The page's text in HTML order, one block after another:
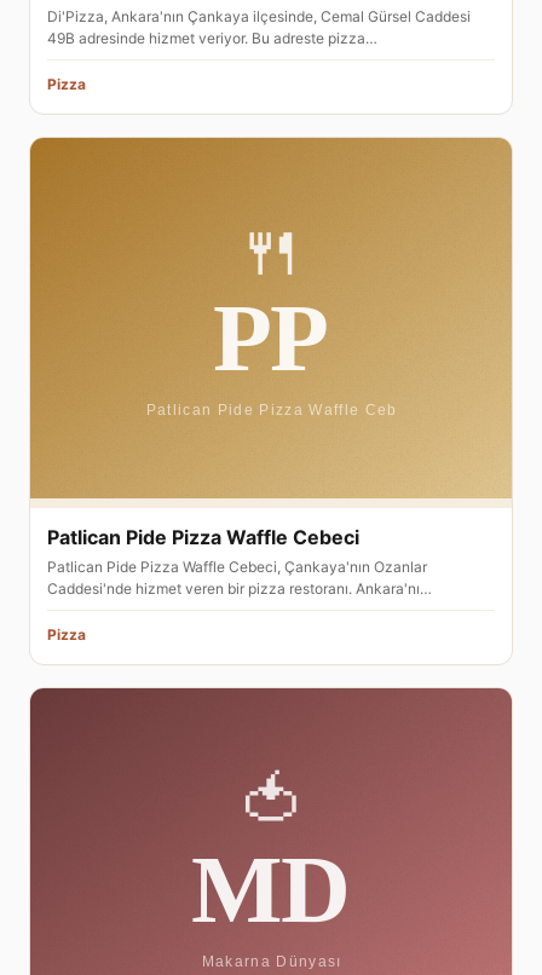
Di'Pizza, Ankara'nın Çankaya ilçesinde, Cemal Gürsel Caddesi
49B adresinde hizmet veriyor. Bu adreste pizza…
Pizza
Patlican Pide Pizza Waffle Cebeci
Patlican Pide Pizza Waffle Cebeci, Çankaya'nın Ozanlar
Caddesi'nde hizmet veren bir pizza restoranı. Ankara'nı…
Pizza